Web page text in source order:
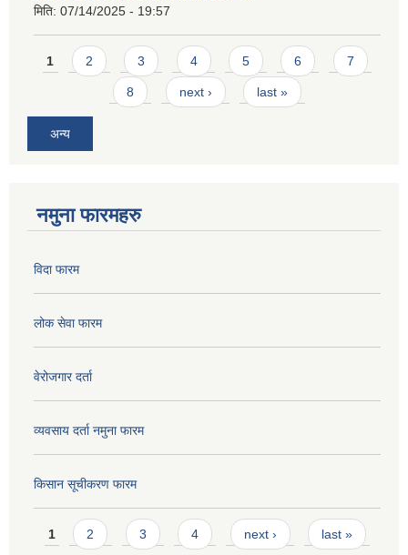
मिति: 07/14/2025 - 19:57
Pages
1 2 3 4 5 6 7
8 next › last »
अन्य
नमुना फारमहरु
विदा फारम
लोक सेवा फारम
वेरोजगार दर्ता
व्यवसाय दर्ता नमुना फारम
किसान सूचीकरण फारम
Pages
1 2 3 4 next › last »